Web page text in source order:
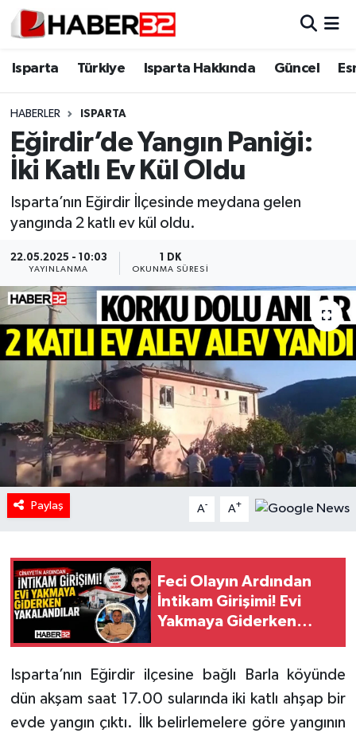
Isparta Türkiye Isparta Hakkında Güncel
HABERLER ISPARTA
Eğirdir’de Yangın Paniği:
İki Katlı Ev Kül Oldu
Isparta’nın Eğirdir İlçesinde meydana gelen
yangında 2 katlı ev kül oldu.
22.05.2025 - 10:03
YAYINLANMA
1 DK
OKUNMA SÜRESI
Paylaş A- A+
Feci Olayın Ardından
İntikam Girişimi! Evi
Yakmaya Giderken
Isparta’nın Eğirdir ilçesine bağlı Barla köyünde
dün akşam saat 17.00 sularında iki katlı ahşap bir
evde yangın çıktı. İlk belirlemelere göre yangının
Isparta
Esnaf Diyor ki;
ASAYİŞ
BİLİM VE TEKNOLOJİ
EĞİTİM
GENEL
Güncel
HABERDE İNSAN
İlginç
KÜLTÜR SANAT
MAGAZİN
POLİTİKA
RESMİ İLANLAR
SAĞLIK
Spor
Isparta Nöbetçi Eczaneler
Isparta Trafik Yoğunluk Haritası
Süper Lig Puan Durumu ve Fikstür
Tüm Manşetler
Son Dakika Haberleri
Haber Arşivi